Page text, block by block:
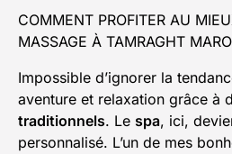
COMMENT PROFITER AU
MASSAGE À TAMRAGHT
Impossible d’ignorer la
aventure et relaxation grâce à
traditionnels. Le spa, ici,
personnalisé. L’un de mes